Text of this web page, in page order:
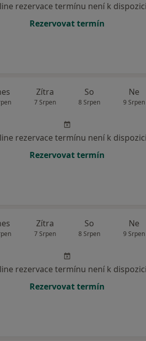
rezervace termínu není k dispozici
Rezervovat termín
Zítra
7 Srpen
So
8 Srpen
Ne
9 Srpen
rezervace termínu není k dispozici
Rezervovat termín
Zítra
7 Srpen
So
8 Srpen
Ne
9 Srpen
rezervace termínu není k dispozici
Rezervovat termín